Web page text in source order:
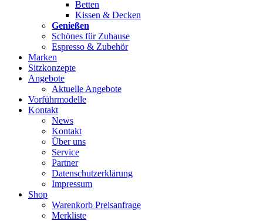
Betten
Kissen & Decken
Genießen
Schönes für Zuhause
Espresso & Zubehör
Marken
Sitzkonzepte
Angebote
Aktuelle Angebote
Vorführmodelle
Kontakt
News
Kontakt
Über uns
Service
Partner
Datenschutzerklärung
Impressum
Shop
Warenkorb Preisanfrage
Merkliste